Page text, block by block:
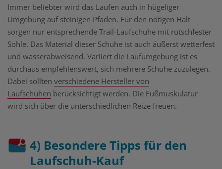
Immer beliebter wird das Laufen auch in hügeliger
Umgebung auf steinigen Pfaden. Für den nötigen Halt
sorgen nur entsprechende Trail-Laufschuhe mit rutschfester
Sohle. Das Material dieser Schuhe ist auch äußerst wetterfest
und wasserabweisend. Variiert die Laufumgebung ist es
durchaus empfehlenswert, sich mehrere Schuhe zuzulegen.
Dabei sollten verschiedene Hersteller von
Laufschuhen berücksichtigt werden. Die Fußmuskulatur
wird sich über die unterschiedlichen Reize freuen.
4) Besondere Tipps für den
Laufschuh-Kauf